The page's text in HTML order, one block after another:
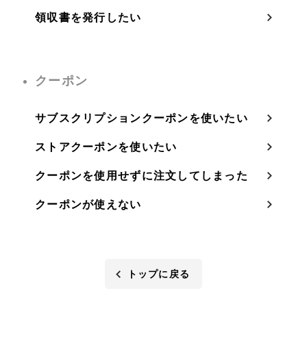
領収書を発行したい
クーポン
サブスクリプションクーポンを使いたい
ストアクーポンを使いたい
クーポンを使用せずに注文してしまった
クーポンが使えない
トップに戻る